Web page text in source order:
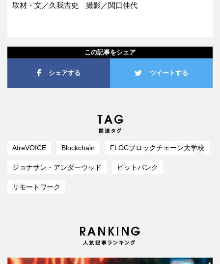
取材・文／久我吉史 撮影／関口佳代
この記事をシェア
シェアする ツイートする
AIreVOICE Blockchain FLOCブロックチェーン大学校
ジョナサン・アンダーウッド ビットバンク
リモートワーク